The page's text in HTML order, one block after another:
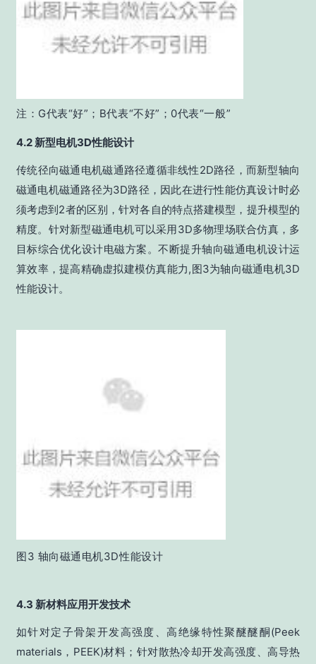
注：G代表“好”；B代表“不好”；0代表“一般”
4.2 新型电机3D性能设计
传统径向磁通电机磁通路径遵循非线性2D路径，而新型轴向
磁通电机磁通路径为3D路径，因此在进行性能仿真设计时必
须考虑到2者的区别，针对各自的特点搭建模型，提升模型的
精度。针对新型磁通电机可以采用3D多物理场联合仿真，多
目标综合优化设计电磁方案。不断提升轴向磁通电机设计运
算效率，提高精确虚拟建模仿真能力,图3为轴向磁通电机3D
性能设计。
图3 轴向磁通电机3D性能设计
4.3 新材料应用开发技术
如针对定子骨架开发高强度、高绝缘特性聚醚醚酮(Peek
materials，PEEK)材料；针对散热冷却开发高强度、高导热